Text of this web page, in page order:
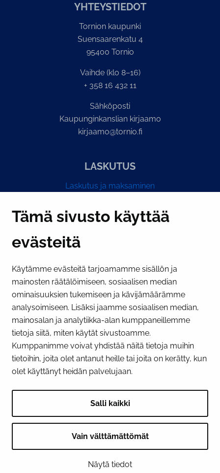
Tämä sivusto käyttää
evästeitä
Käytämme evästeitä tarjoamamme sisällön ja
mainosten räätälöimiseen, sosiaalisen median
ominaisuuksien tukemiseen ja kävijämäärämme
analysoimiseen. Lisäksi jaamme sosiaalisen median,
mainosalan ja analytiikka-alan kumppaneillemme
tietoja siitä, miten käytät sivustoamme.
Kumppanimme voivat yhdistää näitä tietoja muihin
tietoihin, joita olet antanut heille tai joita on kerätty, kun
olet käyttänyt heidän palvelujaan.
Salli kaikki
Vain välttämättömät
Näytä tiedot
YH­TEYS­TIE­DOT
Tornion kaupunki
Suensaarenkatu 4
95400 Tornio
Vaihde (klo 8–16)
+ 358 16 432 11
Sähköposti
Kaupunginkanslian kirjaamo
kirjaamo@tornio.fi
LASKUTUS
Laskutus ja maksaminen
PI­KA­LINK­KE­JÄ
Näytä evästeasetukseni
SOSIAALINEN MEDIA
Facebook InstagramYouTube